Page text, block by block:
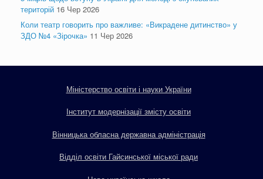
територій 16 Чер 2026
Коли театр говорить про важливе: «Викрадене дитинство» у
ЗДО №4 «Зірочка» 11 Чер 2026
Міністерство освіти і науки України
Інститут модернізації змісту освіти
Вінницька обласна державна адміністрація
Відділ освіти Гайсинської міської ради